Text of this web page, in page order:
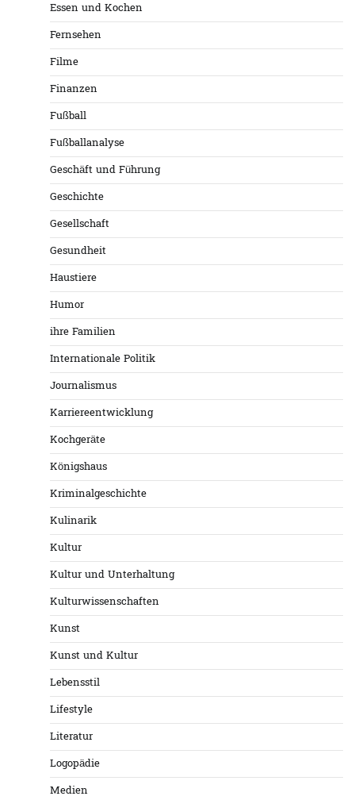
Essen und Kochen
Fernsehen
Filme
Finanzen
Fußball
Fußballanalyse
Geschäft und Führung
Geschichte
Gesellschaft
Gesundheit
Haustiere
Humor
ihre Familien
Internationale Politik
Journalismus
Karriereentwicklung
Kochgeräte
Königshaus
Kriminalgeschichte
Kulinarik
Kultur
Kultur und Unterhaltung
Kulturwissenschaften
Kunst
Kunst und Kultur
Lebensstil
Lifestyle
Literatur
Logopädie
Medien